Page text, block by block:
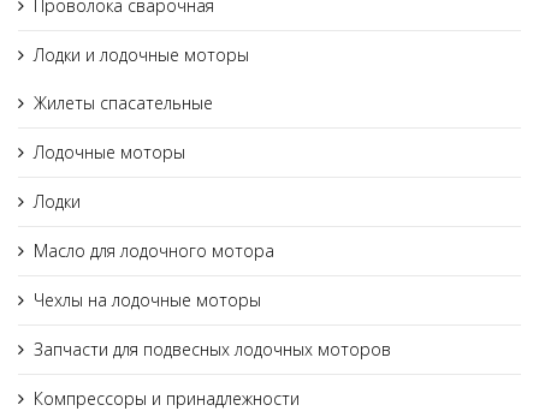
Проволока сварочная
Лодки и лодочные моторы
Жилеты спасательные
Лодочные моторы
Лодки
Масло для лодочного мотора
Чехлы на лодочные моторы
Запчасти для подвесных лодочных моторов
Компрессоры и принадлежности